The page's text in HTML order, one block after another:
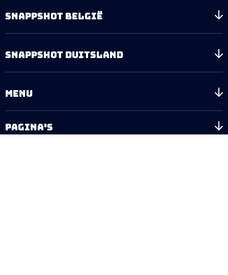
SNAPPSHOT BELGIË
SNAPPSHOT DUITSLAND
MENU
PAGINA'S